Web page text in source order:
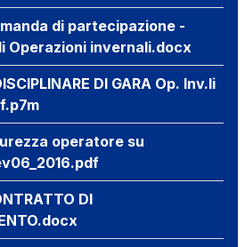
di partecipazione -
Operazioni invernali.docx
DI GARA Op. Inv.li
operatore su
DI